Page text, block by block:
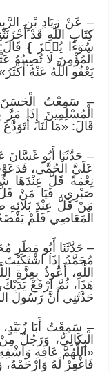
– عَنْ زِيَادِ بْنِ
كِتَابِ اللَّهِ قَدْ
سُوٓءٗا يُجۡزَ }قَالَ:
الْمُؤْمِنَ لَا تُصِيبُهُ
يَعْفُو اللَّهُ عَنْهُ
– سَمِعْتُ
الْمُسْلِمِينَ إِذَا
قَالَ: «مَا لَنَا،
– حَدَّثَنَا أَبُو غَسَّانَ
عَلَيَّ الْحُمَّى،
نِعْمَةً قَلَّ عِنْدَهَا
صَبْرِي، فَيَا مَنْ
مَنْ قَلَّ عِنْدَ بَلَائِهِ
الْمَعَاصِي فَلَمْ
– حَدَّثَنَا أَبُو مَطَرٍ
مُحَمَّدُ إِذَا
اللَّهِ، أَعُوذُ
هَذَا، ثُمَّ ارْفَعْ
حَدَّثَنِي أَنَّ رَسُولَ
– سَمِعْتُ أَبَا
الْبِكَالِيُّ، وَرَجُلٌ
«اللَّهُمَّ عَافِهِ
فَاغْفِرْ لَهُ